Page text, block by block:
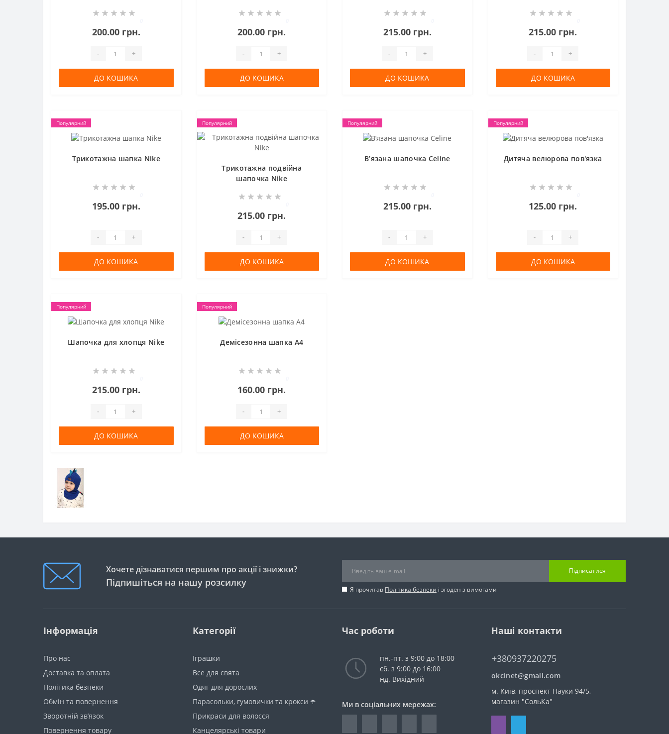
200.00 грн.
- +
ДО КОШИКА
200.00 грн.
- +
ДО КОШИКА
215.00 грн.
- +
ДО КОШИКА
215.00 грн.
- +
ДО КОШИКА
Популярний
Трикотажна шапка Nike
195.00 грн.
- +
ДО КОШИКА
Популярний
Трикотажна подвійна
шапочка Nike
215.00 грн.
- +
ДО КОШИКА
Популярний
Вʼязана шапочка Celine
215.00 грн.
- +
ДО КОШИКА
Популярний
Дитяча велюрова пов'язка
125.00 грн.
- +
ДО КОШИКА
Популярний
Шапочка для хлопця Nike
215.00 грн.
- +
ДО КОШИКА
Популярний
Демісезонна шапка A4
160.00 грн.
- +
ДО КОШИКА
Хочете дізнаватися першим про акції і знижки?
Підпишіться на нашу розсилку
Підписатися
Я прочитав Політика безпеки і згоден з вимогами
Інформація
Про нас
Доставка та оплата
Політика безпеки
Обмін та повернення
Зворотній зв’язок
Повернення товару
Категорії
Іграшки
Все для свята
Одяг для дорослих
Парасольки, гумовички та крокси ☂️
Прикраси для волосся
Канцелярські товари
Час роботи
пн.-пт. з 9:00 до 18:00
сб. з 9:00 до 16:00
нд. Вихідний
Ми в соціальних мережах:
Наші контакти
+380937220275
okcinet@gmail.com
м. Київ, проспект Науки 94/5,
магазин "СольКа"